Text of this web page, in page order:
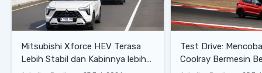
Mitsubishi Xforce HEV Terasa
Lebih Stabil dan Kabinnya lebih
Test Drive: Mencoba Geely
Coolray Bermesin